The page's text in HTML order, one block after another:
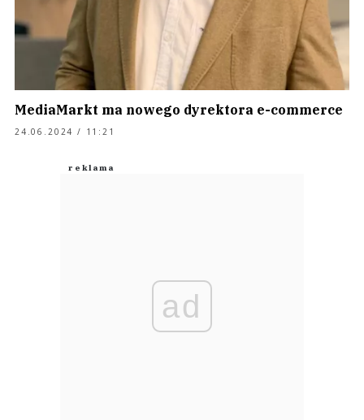
MediaMarkt ma nowego dyrektora e-commerce
24.06.2024 / 11:21
ad